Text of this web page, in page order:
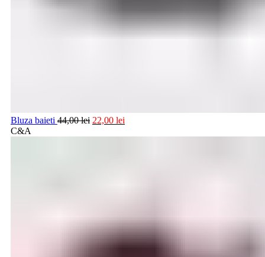
Bluza baieti 44,00lei 22,00 lei
C&A